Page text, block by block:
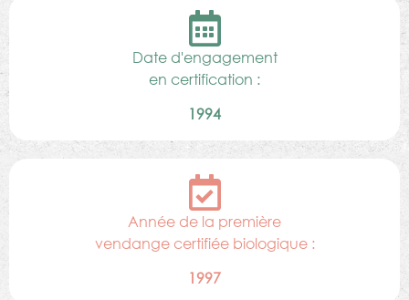
Date d'engagement
en certification :
1994
Année de la première
vendange certifiée biologique :
1997